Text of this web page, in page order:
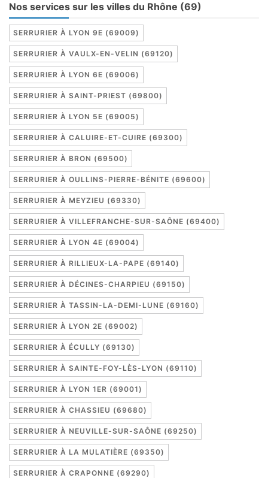
Nos services sur les villes du Rhône (69)
SERRURIER À LYON 9E (69009)
SERRURIER À VAULX-EN-VELIN (69120)
SERRURIER À LYON 6E (69006)
SERRURIER À SAINT-PRIEST (69800)
SERRURIER À LYON 5E (69005)
SERRURIER À CALUIRE-ET-CUIRE (69300)
SERRURIER À BRON (69500)
SERRURIER À OULLINS-PIERRE-BÉNITE (69600)
SERRURIER À MEYZIEU (69330)
SERRURIER À VILLEFRANCHE-SUR-SAÔNE (69400)
SERRURIER À LYON 4E (69004)
SERRURIER À RILLIEUX-LA-PAPE (69140)
SERRURIER À DÉCINES-CHARPIEU (69150)
SERRURIER À TASSIN-LA-DEMI-LUNE (69160)
SERRURIER À LYON 2E (69002)
SERRURIER À ÉCULLY (69130)
SERRURIER À SAINTE-FOY-LÈS-LYON (69110)
SERRURIER À LYON 1ER (69001)
SERRURIER À CHASSIEU (69680)
SERRURIER À NEUVILLE-SUR-SAÔNE (69250)
SERRURIER À LA MULATIÈRE (69350)
SERRURIER À CRAPONNE (69290)